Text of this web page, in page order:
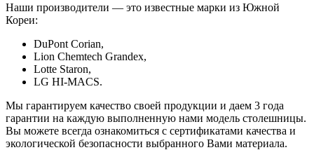
Наши производители — это известные марки из Южной
Кореи:
DuPont Corian,
Lion Chemtech Grandex,
Lotte Staron,
LG HI-MACS.
Мы гарантируем качество своей продукции и даем 3 года
гарантии на каждую выполненную нами модель столешницы.
Вы можете всегда ознакомиться с сертификатами качества и
экологической безопасности выбранного Вами материала.